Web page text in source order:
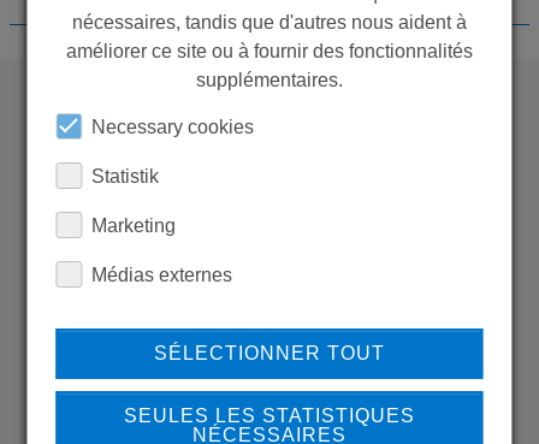
Back to overview
nécessaires, tandis que d'autres nous aident à
améliorer ce site ou à fournir des fonctionnalités
supplémentaires.
Necessary cookies
Statistik
Marketing
Médias externes
SÉLECTIONNER TOUT
SEULES LES STATISTIQUES
NÉCESSAIRES